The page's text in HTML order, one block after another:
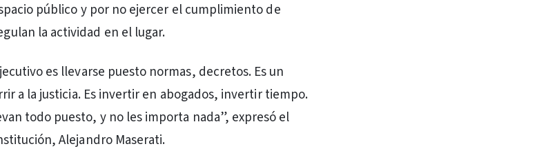
público y por no ejercer el cumplimiento de
la actividad en el lugar.
es llevarse puesto normas, decretos. Es un
a la justicia. Es invertir en abogados, invertir tiempo.
todo puesto, y no les importa nada”, expresó el
Alejandro Maserati.